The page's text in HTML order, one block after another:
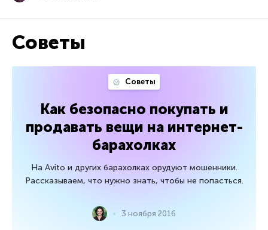
Советы
Советы
Как безопасно покупать и
продавать вещи на интернет-
барахолках
На Avito и других барахолках орудуют мошенники.
Рассказываем, что нужно знать, чтобы не попасться.
3 ноября 2016